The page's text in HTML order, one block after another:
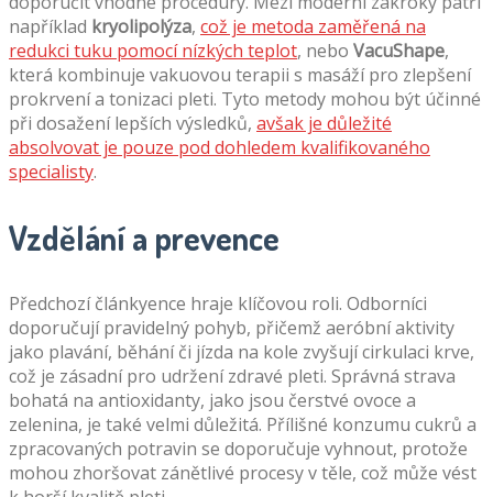
například kryolipolýza, což je metoda zaměřená na
redukci tuku pomocí nízkých teplot, nebo VacuShape,
která kombinuje vakuovou terapii s masáží pro zlepšení
prokrvení a tonizaci pleti. Tyto metody mohou být účinné
při dosažení lepších výsledků, avšak je důležité
absolvovat je pouze pod dohledem kvalifikovaného
specialisty.
Vzdělání a prevence
Předchozí článkyence hraje klíčovou roli. Odborníci
doporučují pravidelný pohyb, přičemž aeróbní aktivity
jako plavání, běhání či jízda na kole zvyšují cirkulaci krve,
což je zásadní pro udržení zdravé pleti. Správná strava
bohatá na antioxidanty, jako jsou čerstvé ovoce a
zelenina, je také velmi důležitá. Přílišné konzumu cukrů a
zpracovaných potravin se doporučuje vyhnout, protože
mohou zhoršovat zánětlivé procesy v těle, což může vést